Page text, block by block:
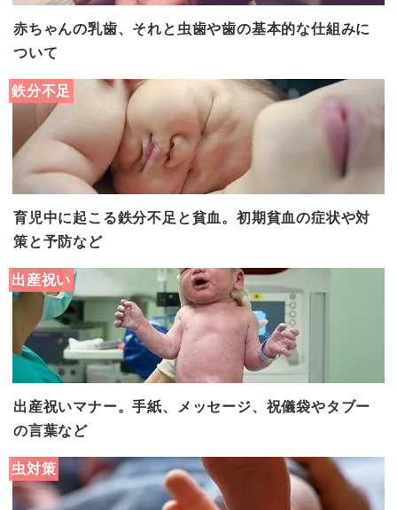
赤ちゃんの乳歯、それと虫歯や歯の基本的な仕組みに
ついて
鉄分不足
育児中に起こる鉄分不足と貧血。初期貧血の症状や対
策と予防など
出産祝い
出産祝いマナー。手紙、メッセージ、祝儀袋やタブー
の言葉など
虫対策